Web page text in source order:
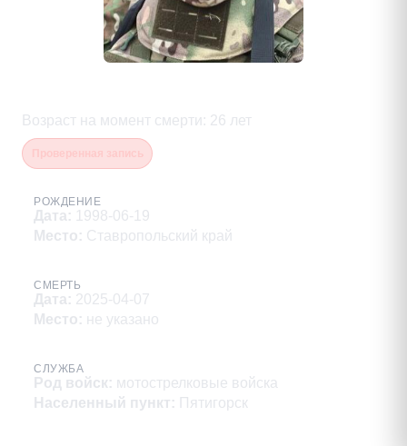
Возраст на момент смерти : 26 лет
РОЖДЕНИЕ
Дата: 1998-06-19
Место: Ставропольский край
СМЕРТЬ
Дата: 2025-04-07
Место: не указано
СЛУЖБА
Род войск: мотострелковые войска
Населенный пункт: Пятигорск